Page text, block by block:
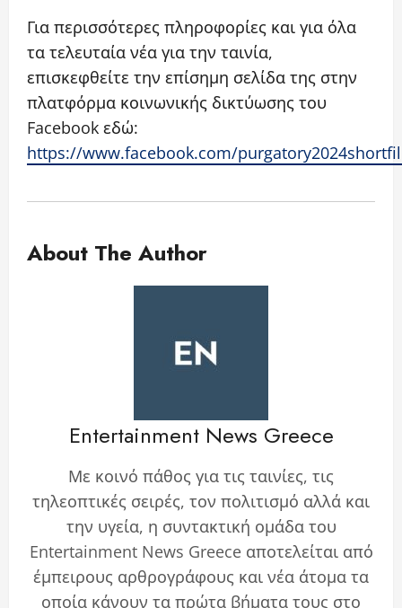
Για περισσότερες πληροφορίες και για όλα
τα τελευταία νέα για την ταινία,
επισκεφθείτε την επίσημη σελίδα της στην
πλατφόρμα κοινωνικής δικτύωσης του
Facebook εδώ:
https://www.facebook.com/
About The Author
Entertainment News Greece
Με κοινό πάθος για τις ταινίες, τις
τηλεοπτικές σειρές, τον πολιτισμό αλλά και
την υγεία, η συντακτική ομάδα του
Entertainment News Greece αποτελείται από
έμπειρους αρθρογράφους και νέα άτομα τα
οποία κάνουν τα πρώτα βήματα τους στο